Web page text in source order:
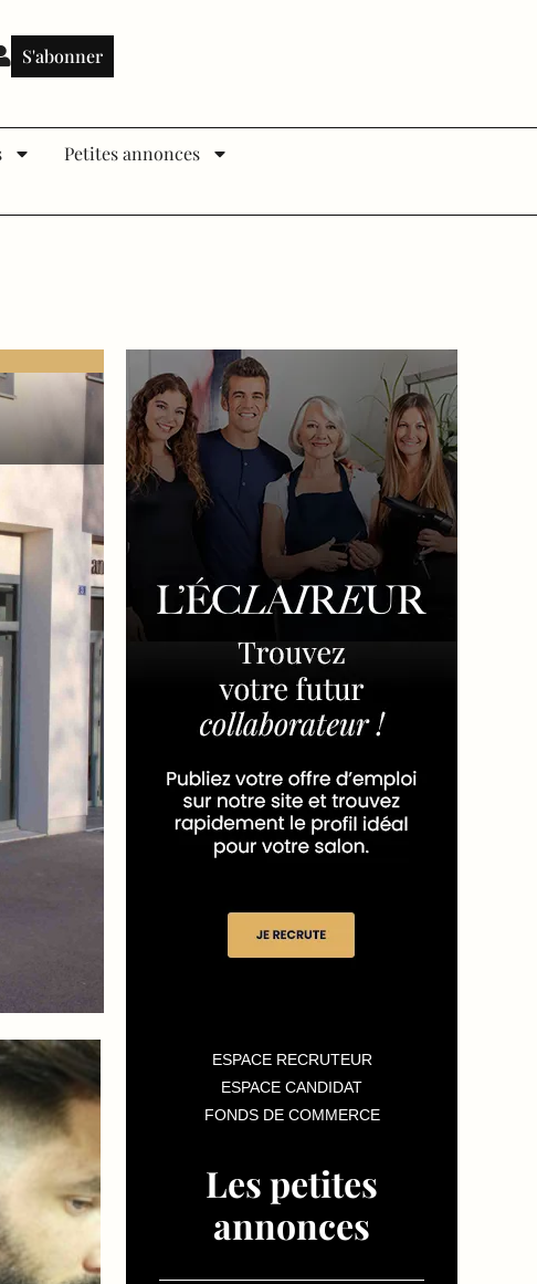
S'abonner
Petites annonces
ESPACE RECRUTEUR
ESPACE CANDIDAT
FONDS DE COMMERCE
Les petites
annonces